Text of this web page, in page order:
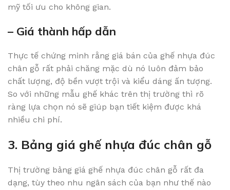
mỹ tối ưu cho không gian.
– Giá thành hấp dẫn
Thực tế chứng minh rằng giá bán của ghế nhựa đúc
chân gỗ rất phải chăng mặc dù nó luôn đảm bảo
chất lượng, độ bền vượt trội và kiểu dáng ấn tượng.
So với những mẫu ghế khác trên thị trường thì rõ
ràng lựa chọn nó sẽ giúp bạn tiết kiệm được khá
nhiều chi phí.
3. Bảng giá ghế nhựa đúc chân gỗ
Thị trường bảng giá ghế nhựa đúc chân gỗ rất đa
dạng, tùy theo nhu ngân sách của bạn như thế nào